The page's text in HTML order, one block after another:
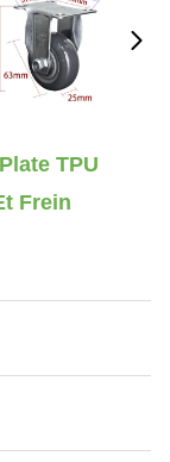
TPU
Frein